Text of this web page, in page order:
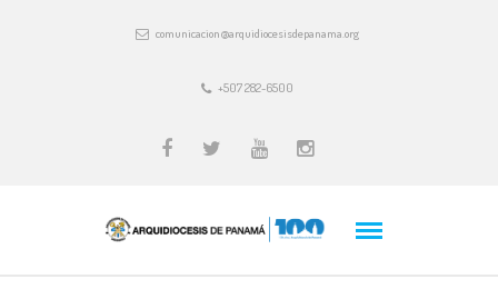
comunicacion@arquidiocesisdepanama.org
+507 282-6500